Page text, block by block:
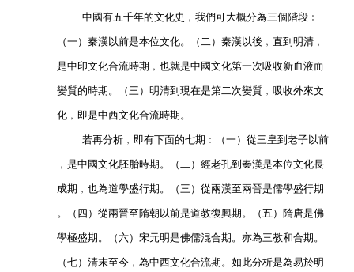
            中國有五千年的文化史﹐我們可大概分為三個階段﹕
        （一）秦漢以前是本位文化。（二）秦漢以後﹐直到明清﹐
        是中印文化合流時期﹐也就是中國文化第一次吸收新血液而
        變質的時期。（三）明清到現在是第二次變質﹐吸收外來文
        化﹐即是中西文化合流時期。
            若再分析﹐即有下面的七期﹕（一）從三皇到老子以前
        ﹐是中國文化胚胎時期。（二）經老孔到秦漢是本位文化長
        成期﹐也為道學盛行期。（三）從兩漢至兩晉是儒學盛行期
        。（四）從兩晉至隋朝以前是道教復興期。（五）隋唐是佛
        學極盛期。（六）宋元明是佛儒混合期。亦為三教和合期。
        （七）清末至今﹐為中西文化合流期。如此分析是為易於明